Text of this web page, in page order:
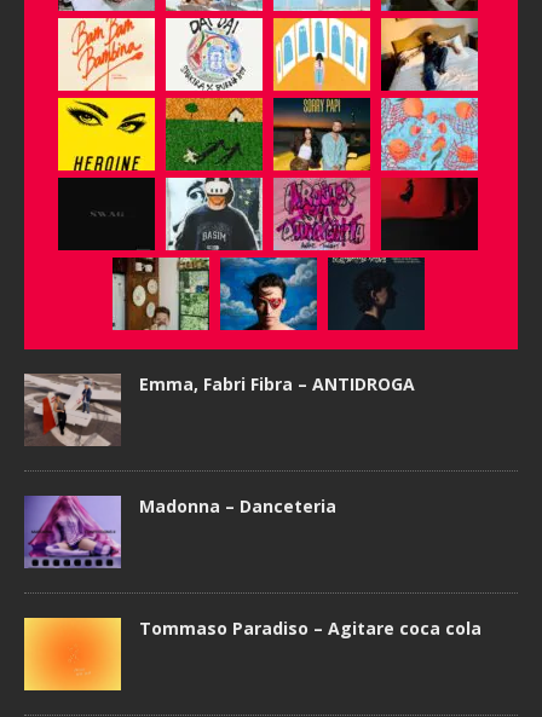
Emma, Fabri Fibra – ANTIDROGA
Madonna – Danceteria
Tommaso Paradiso – Agitare coca cola